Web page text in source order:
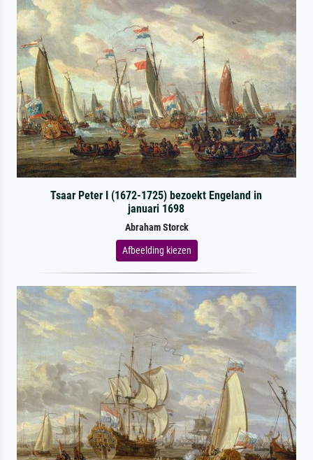
Tsaar Peter I (1672-1725) bezoekt Engeland in
januari 1698
Abraham Storck
Afbeelding kiezen